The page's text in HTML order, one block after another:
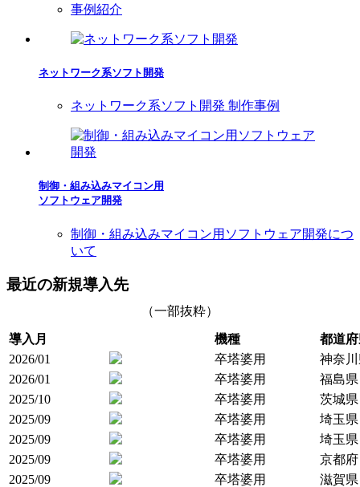
事例紹介
ネットワーク系ソフト開発
ネットワーク系ソフト開発 制作事例
制御・組み込みマイコン用
ソフトウェア開発
制御・組み込みマイコン用ソフトウェア開発につ
いて
最近の新規導入先
（一部抜粋）
導入月 機種
都道
2026/01
卒塔婆用
神奈
2026/01
卒塔婆用
福島県
2025/10
卒塔婆用
茨城県
2025/09
卒塔婆用
埼玉県
2025/09
卒塔婆用
埼玉県
2025/09
卒塔婆用
京都府
2025/09
卒塔婆用
滋賀県